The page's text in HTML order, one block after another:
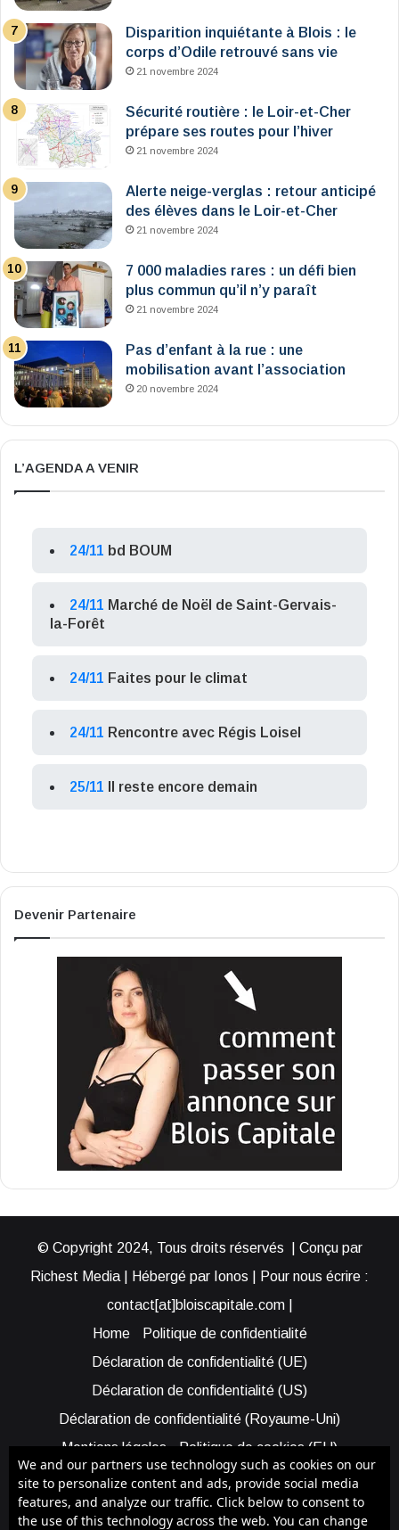
Disparition inquiétante à Blois : le
corps d’Odile retrouvé sans vie
21 novembre 2024
Sécurité routière : le Loir-et-Cher
prépare ses routes pour l’hiver
21 novembre 2024
Alerte neige-verglas : retour anticipé
des élèves dans le Loir-et-Cher
21 novembre 2024
7 000 maladies rares : un défi bien
plus commun qu’il n’y paraît
21 novembre 2024
Pas d’enfant à la rue : une
mobilisation avant l’association
20 novembre 2024
L’AGENDA A VENIR
24/11 bd BOUM
24/11 Marché de Noël de Saint-Gervais-
la-Forêt
24/11 Faites pour le climat
24/11 Rencontre avec Régis Loisel
25/11 Il reste encore demain
Devenir Partenaire
© Copyright 2024, Tous droits réservés | Conçu par
Richest Media | Hébergé par Ionos | Pour nous écrire :
contact[at]bloiscapitale.com |
Home
Politique de confidentialité
Déclaration de confidentialité (UE)
Déclaration de confidentialité (US)
Déclaration de confidentialité (Royaume-Uni)
Mentions légales
Politique de cookies (EU)
Cookie Policy (AUS)
Cookie Policy (US)
Qui sommes-nous ?
Participer à Blois Capitale
We and our partners use technology such as cookies on our
site to personalize content and ads, provide social media
features, and analyze our traffic. Click below to consent to
the use of this technology across the web. You can change